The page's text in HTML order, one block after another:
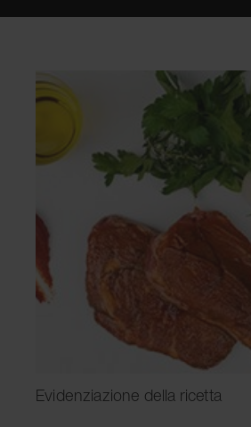
Evidenziazione della ricetta